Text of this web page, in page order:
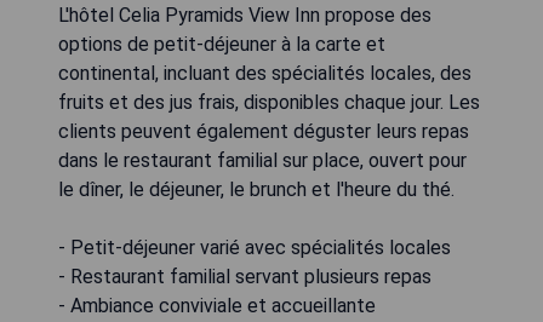
L'hôtel Celia Pyramids View Inn propose des
options de petit-déjeuner à la carte et
continental, incluant des spécialités locales, des
fruits et des jus frais, disponibles chaque jour. Les
clients peuvent également déguster leurs repas
dans le restaurant familial sur place, ouvert pour
le dîner, le déjeuner, le brunch et l'heure du thé.
- Petit-déjeuner varié avec spécialités locales
- Restaurant familial servant plusieurs repas
- Ambiance conviviale et accueillante